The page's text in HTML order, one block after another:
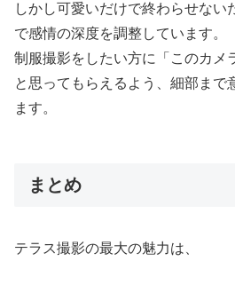
しかし可愛いだけで終わらせない
で感情の深度を調整しています。
制服撮影をしたい方に「このカメ
と思ってもらえるよう、細部まで
ます。
まとめ
テラス撮影の最大の魅力は、